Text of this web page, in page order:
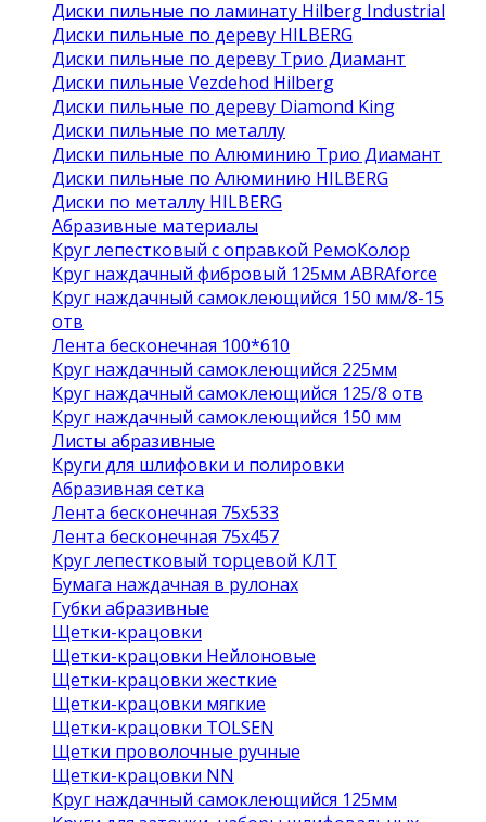
Диски пильные по ламинату Hilberg Industrial
Диски пильные по дереву HILBERG
Диски пильные по дереву Трио Диамант
Диски пильные Vezdehod Hilberg
Диски пильные по дереву Diamond King
Диски пильные по металлу
Диски пильные по Алюминию Трио Диамант
Диски пильные по Алюминию HILBERG
Диски по металлу HILBERG
Абразивные материалы
Круг лепестковый с оправкой РемоКолор
Круг наждачный фибровый 125мм ABRAforce
Круг наждачный самоклеющийся 150 мм/8-15
отв
Лента бесконечная 100*610
Круг наждачный самоклеющийся 225мм
Круг наждачный самоклеющийся 125/8 отв
Круг наждачный самоклеющийся 150 мм
Листы абразивные
Круги для шлифовки и полировки
Абразивная сетка
Лента бесконечная 75х533
Лента бесконечная 75х457
Круг лепестковый торцевой КЛТ
Бумага наждачная в рулонах
Губки абразивные
Щетки-крацовки
Щетки-крацовки Нейлоновые
Щетки-крацовки жесткие
Щетки-крацовки мягкие
Щетки-крацовки TOLSEN
Щетки проволочные ручные
Щетки-крацовки NN
Круг наждачный самоклеющийся 125мм